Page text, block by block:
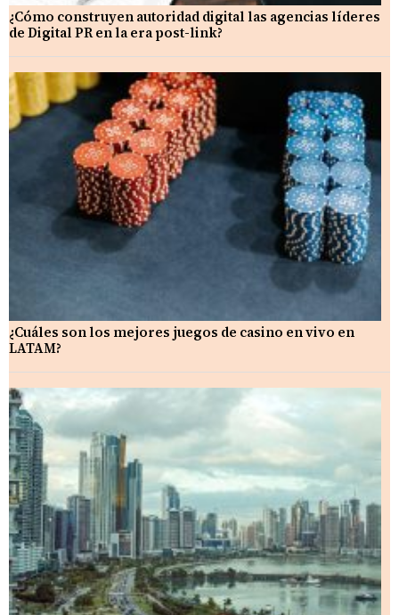
¿Cómo construyen autoridad digital las agencias líderes
de Digital PR en la era post-link?
¿Cuáles son los mejores juegos de casino en vivo en
LATAM?